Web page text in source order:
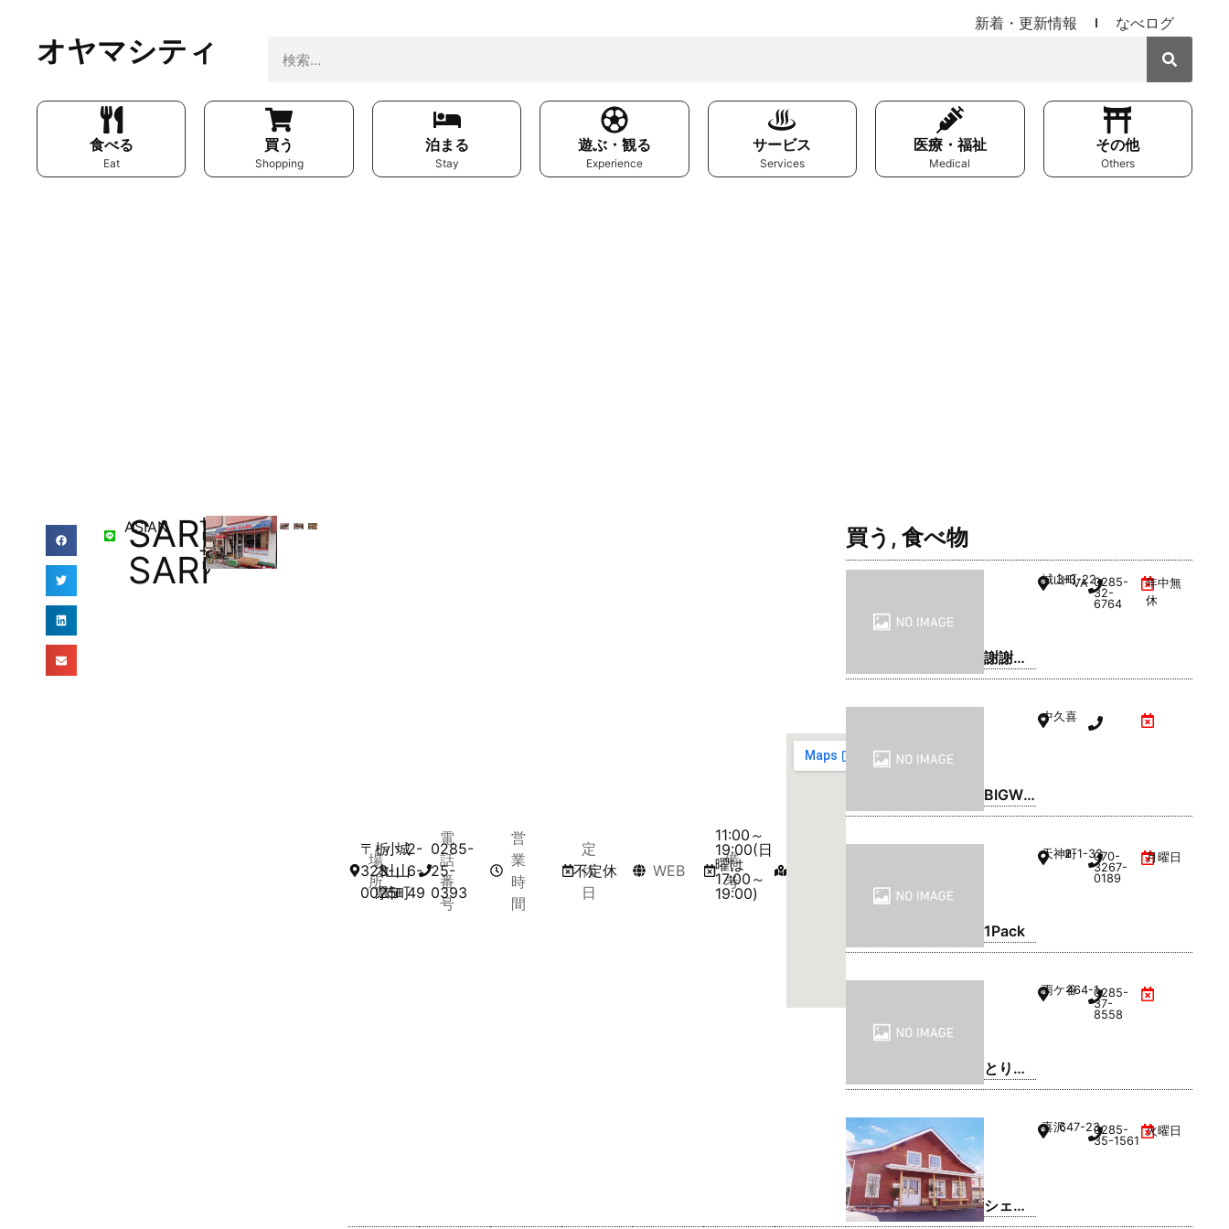
新着・更新情報 なべログ
オヤマシティ
食べる
Eat
買う
Shopping
泊まる
Stay
遊ぶ・観る
Experience
サービス
Services
医療・福祉
Medical
その他
Others
ASIAN
SARI-
SARI
サ
リ
サ
リ
場
所
〒
323-
0025
栃
木
県
小
山
市
城
山
町
2-
6-
49
電
話
番
号
0285-
25-
0393
営
業
時
間
定
休
日
不定休 WEB
備
考
11:00～
19:00(日
曜は
17:00～
19:00)
買う , 食べ物
謝謝珍
珠 | シ
城山町
3-3-22
VAL1階0285-
32-
6764
年中無
休
BIGWO
OD(ビ
中久喜
1Pack
天神町2-1-32070-
3267-
0189
月曜日
とり弁
鶏 小山
雨ケ谷464-10285-
37-
8558
シェフ
喜沢647-230285-
35-1561
火曜日